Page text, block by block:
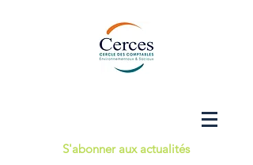
S'abonner aux actualités